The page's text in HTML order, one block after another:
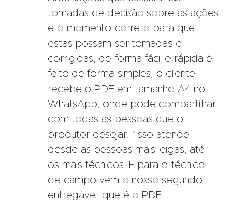
tomadas de decisão sobre as ações
e o momento correto para que
estas possam ser tomadas e
corrigidas, de forma fácil e rápida é
feito de forma simples, o cliente
recebe o PDF em tamanho A4 no
WhatsApp, onde pode compartilhar
com todas as pessoas que o
produtor desejar. “Isso atende
desde as pessoas mais leigas, até
os mais técnicos. E para o técnico
de campo vem o nosso segundo
entregável, que é o PDF